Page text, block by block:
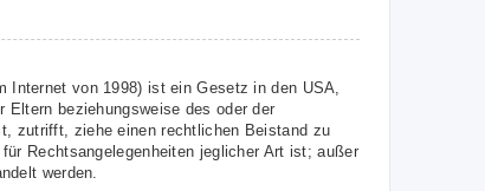
Internet von 1998) ist ein Gesetz in den USA,
beziehungsweise des oder der
zutrifft, ziehe einen rechtlichen Beistand zu
Rechtsangelegenheiten jeglicher Art ist; außer
werden.